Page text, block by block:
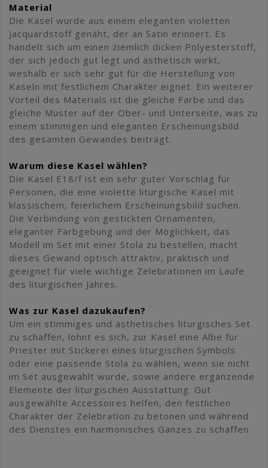
Material
Die Kasel wurde aus einem eleganten violetten
Jacquardstoff genäht, der an Satin erinnert. Es
handelt sich um einen ziemlich dicken Polyesterstoff,
der sich jedoch gut legt und ästhetisch wirkt,
weshalb er sich sehr gut für die Herstellung von
Kaseln mit festlichem Charakter eignet. Ein weiterer
Vorteil des Materials ist die gleiche Farbe und das
gleiche Muster auf der Ober- und Unterseite, was zu
einem stimmigen und eleganten Erscheinungsbild
des gesamten Gewandes beiträgt.
Warum diese Kasel wählen?
Die Kasel E18/f ist ein sehr guter Vorschlag für
Personen, die eine violette liturgische Kasel mit
klassischem, feierlichem Erscheinungsbild suchen.
Die Verbindung von gestickten Ornamenten,
eleganter Farbgebung und der Möglichkeit, das
Modell im Set mit einer Stola zu bestellen, macht
dieses Gewand optisch attraktiv, praktisch und
geeignet für viele wichtige Zelebrationen im Laufe
des liturgischen Jahres.
Was zur Kasel dazukaufen?
Um ein stimmiges und ästhetisches liturgisches Set
zu schaffen, lohnt es sich, zur Kasel eine Albe für
Priester mit Stickerei eines liturgischen Symbols
oder eine passende Stola zu wählen, wenn sie nicht
im Set ausgewählt wurde, sowie andere ergänzende
Elemente der liturgischen Ausstattung. Gut
ausgewählte Accessoires helfen, den festlichen
Charakter der Zelebration zu betonen und während
des Dienstes ein harmonisches Ganzes zu schaffen.